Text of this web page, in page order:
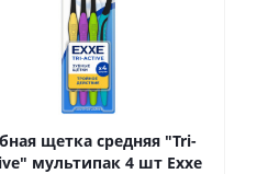
щетка средняя "Tri-
мультипак 4 шт Exxe